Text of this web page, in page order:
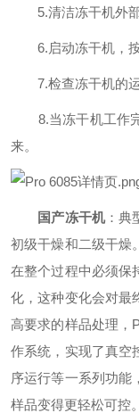
5.清洁冻干机外部
6.启动冻干机，按
7.检查冻干机的运
8.当冻干机工作完
来。
国产冻干机：典
初级干燥和二级干燥
在整个过程中必须保
化，这种变化会对最
高要求的样品处理，
作系统，实现了真空
序运行等一系列功能
样品变得更轻松可控。